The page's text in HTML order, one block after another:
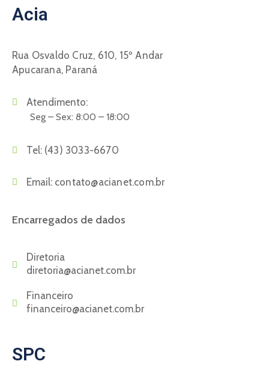
Acia
Rua Osvaldo Cruz, 610, 15º Andar
Apucarana, Paraná
Atendimento:
Seg – Sex: 8:00 – 18:00
Tel: (43) 3033-6670
Email: contato@acianet.com.br
Encarregados de dados
Diretoria
diretoria@acianet.com.br
Financeiro
financeiro@acianet.com.br
SPC